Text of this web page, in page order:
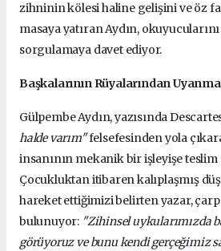
zihninin kölesi haline gelişini ve öz
masaya yatıran Aydın,
sorgulamaya davet ediyor.
Başkalarının Rüyalarından
Gülpembe Aydın, yazısında
halde varım"felsefesinden yola
insanının mekanik bir işleyişe
Çocukluktan itibaren kalıplaşmış
hareket ettiğimizi belirten yazar,
bulunuyor: "Zihinsel uykularımızda
görüyoruz ve bunu kendi gerçeğimiz